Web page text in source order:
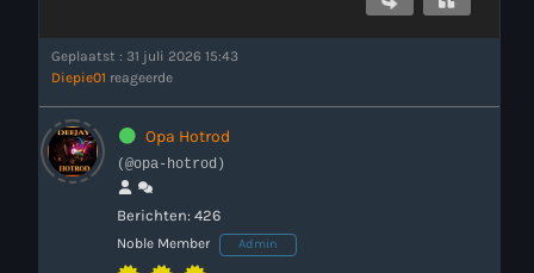
Geplaatst : 31 juli 2026 15:43
Diepie01 reageerde
Opa Hotrod
(@opa-hotrod)
Berichten: 426
Noble Member Admin